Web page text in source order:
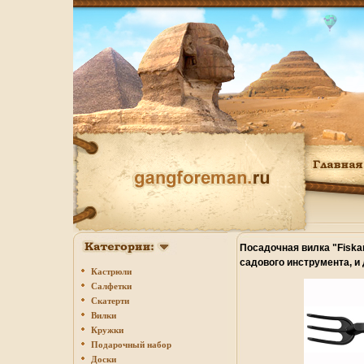
Кастрюли
Салфетки
Скатерти
Вилки
Кружки
Подарочный набор
Доски
Посадочная вилка
садового инструмента, и